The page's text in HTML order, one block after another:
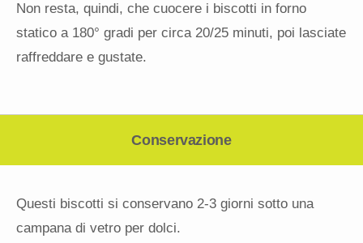
Non resta, quindi, che cuocere i biscotti in forno
statico a 180° gradi per circa 20/25 minuti, poi lasciate
raffreddare e gustate.
Conservazione
Questi biscotti si conservano 2-3 giorni sotto una
campana di vetro per dolci.